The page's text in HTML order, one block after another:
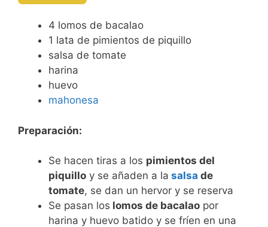
4 lomos de bacalao
1 lata de pimientos de piquillo
salsa de tomate
harina
huevo
mahonesa
Preparación:
Se hacen tiras a los pimientos del
piquillo y se añaden a la salsa de
tomate, se dan un hervor y se reserva
Se pasan los lomos de bacalao por
harina y huevo batido y se fríen en una